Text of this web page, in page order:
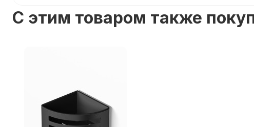
C этим товаром также